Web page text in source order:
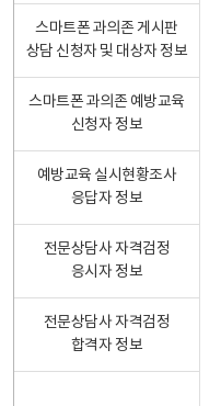
스마트폰 과의존 게시판
상담 신청자 및 대상자 정보
스마트폰 과의존 예방교육
신청자 정보
예방교육 실시현황조사
응답자 정보
전문상담사 자격검정
응시자 정보
전문상담사 자격검정
합격자 정보